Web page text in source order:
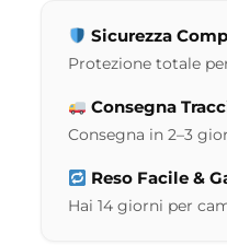
Sicurezza
Protezione totale
Consegna
Consegna in 2–3
Reso Facile &
Hai 14 giorni per